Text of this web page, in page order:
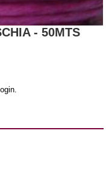
- 50MTS